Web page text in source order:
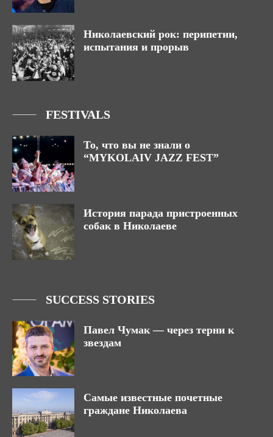
Николаевский рок: перипетии,
испытания и прорыв
FESTIVALS
То, что вы не знали о
“MYKOLAIV JAZZ FEST”
История парада пристроенных
собак в Николаеве
SUCCESS STORIES
Павел Чумак — через терни к
звездам
Самые известные почетные
граждане Николаева